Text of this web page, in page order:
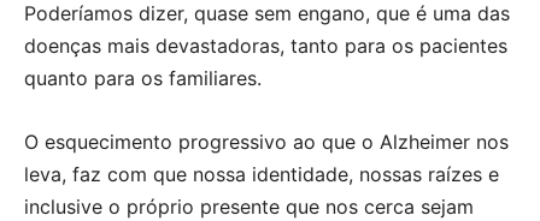
Poderíamos dizer, quase sem engano, que é uma das
doenças mais devastadoras, tanto para os pacientes
quanto para os familiares.
O esquecimento progressivo ao que o Alzheimer nos
leva, faz com que nossa identidade, nossas raízes e
inclusive o próprio presente que nos cerca sejam